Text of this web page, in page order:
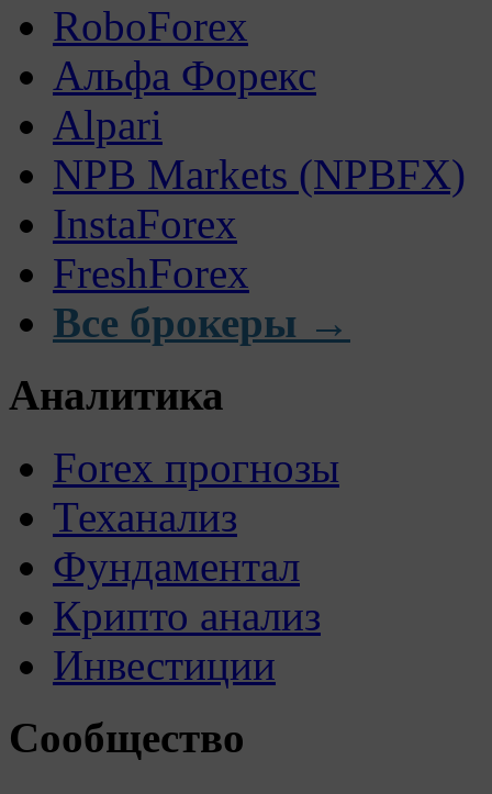
RoboForex
Альфа Форекс
Alpari
NPB Markets (NPBFX)
InstaForex
FreshForex
Все брокеры →
Аналитика
Forex прогнозы
Теханализ
Фундаментал
Крипто анализ
Инвестиции
Сообщество